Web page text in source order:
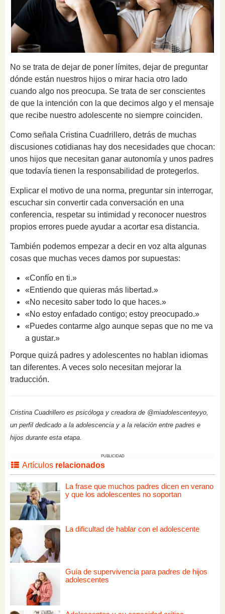
No se trata de dejar de poner límites, dejar de preguntar
dónde están nuestros hijos o mirar hacia otro lado
cuando algo nos preocupa. Se trata de ser conscientes
de que la intención con la que decimos algo y el mensaje
que recibe nuestro adolescente no siempre coinciden.
Como señala Cristina Cuadrillero, detrás de muchas
discusiones cotidianas hay dos necesidades que chocan:
unos hijos que necesitan ganar autonomía y unos padres
que todavía tienen la responsabilidad de protegerlos.
Explicar el motivo de una norma, preguntar sin interrogar,
escuchar sin convertir cada conversación en una
conferencia, respetar su intimidad y reconocer nuestros
propios errores puede ayudar a acortar esa distancia.
También podemos empezar a decir en voz alta algunas
cosas que muchas veces damos por supuestas:
«Confío en ti.»
«Entiendo que quieras más libertad.»
«No necesito saber todo lo que haces.»
«No estoy enfadado contigo; estoy preocupado.»
«Puedes contarme algo aunque sepas que no me va
a gustar.»
Porque quizá padres y adolescentes no hablan idiomas
tan diferentes. A veces solo necesitan mejorar la
traducción.
Cristina Cuadrillero es psicóloga y creadora de @miadolescenteyyo,
un perfil dedicado a la adolescencia y a la relación entre padres e
hijos durante esta etapa.
PUBLICIDAD
Artículos relacionados
La frase que muchos padres dicen en verano
y que los adolescentes no soportan
La dificultad de hablar con el adolescente
Guía de supervivencia para padres de hijos
adolescentes